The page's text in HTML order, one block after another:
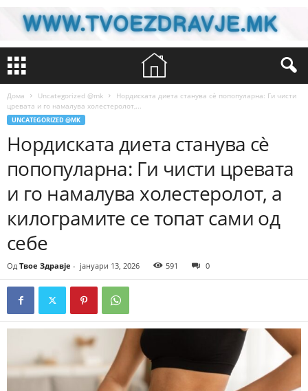
Дома Uncategorized @mk
Нордиската диета станува сè попопуларна: Ги чисти
цревата и го намалува холестеролот,...
UNCATEGORIZED @MK
Нордиската диета станува сè
попопуларна: Ги чисти цревата
и го намалува холестеролот, а
килограмите се топат сами од
себе
Од Твое Здравје - јануари 13, 2026 591 0